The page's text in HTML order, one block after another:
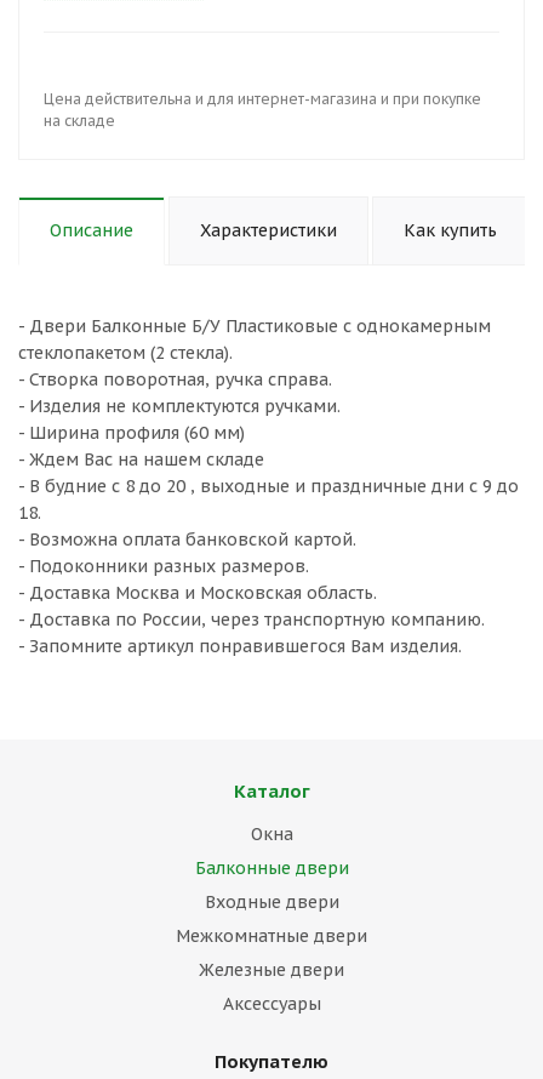
Цена действительна и для интернет-магазина и при покупке
на складе
Описание Характеристики Как купить
- Двери Балконные Б/У Пластиковые с однокамерным
стеклопакетом (2 стекла).
- Створка поворотная, ручка справа.
- Изделия не комплектуются ручками.
- Ширина профиля (60 мм)
- Ждем Вас на нашем складе
- В будние с 8 до 20 , выходные и праздничные дни с 9 до
18.
- Возможна оплата банковской картой.
- Подоконники разных размеров.
- Доставка Москва и Московская область.
- Доставка по России, через транспортную компанию.
- Запомните артикул понравившегося Вам изделия.
Каталог
Окна
Балконные двери
Входные двери
Межкомнатные двери
Железные двери
Аксессуары
Покупателю